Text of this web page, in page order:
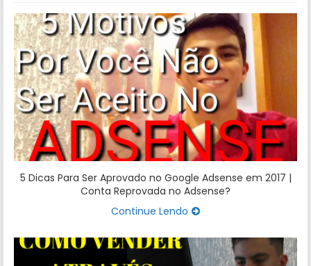
5 Dicas Para Ser Aprovado no Google Adsense em 2017 |
Conta Reprovada no Adsense?
Continue Lendo